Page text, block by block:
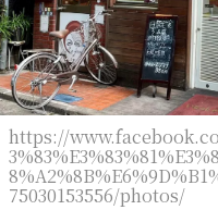
https://
75030153556/photos/